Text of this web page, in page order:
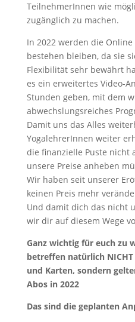
TeilnehmerInnen wie
zugänglich zu machen.
In 2022 werden die
bestehen bleiben, da sie
Flexibilität sehr bewährt
es ein erweitertes Video-
Stunden geben, mit dem
abwechslungsreiches
Damit uns das Alles
YogalehrerInnen weiter
die finanzielle Puste nicht
unsere Preise anheben
Wir haben seit unserer
keinen Preis mehr
Und damit dich das nicht
wir dir auf diesem Wege
Ganz wichtig für euch zu
betreffen natürlich
und Karten, sondern
Abos in 2022
Das sind die geplanten